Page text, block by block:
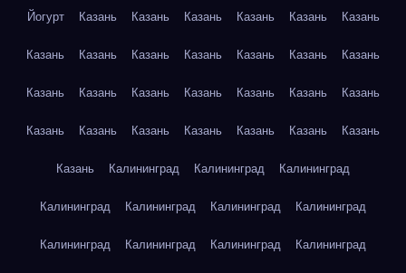
Йогурт Казань Казань Казань Казань Казань Казань
Казань Казань Казань Казань Казань Казань Казань
Казань Казань Казань Казань Казань Казань Казань
Казань Казань Казань Казань Казань Казань Казань
Казань Калининград Калининград Калининград
Калининград Калининград Калининград Калининград
Калининград Калининград Калининград Калининград